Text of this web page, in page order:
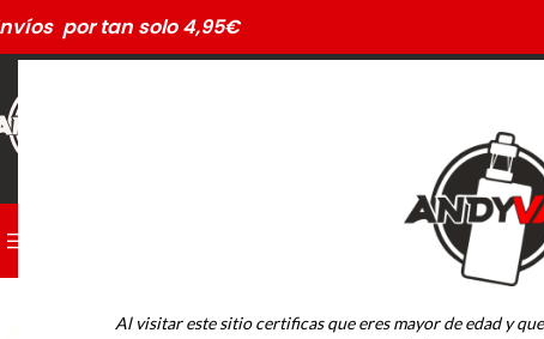
Al visitar este sitio certificas que eres mayor de edad y
por tan solo 4,95€
PODS DESECHABLES